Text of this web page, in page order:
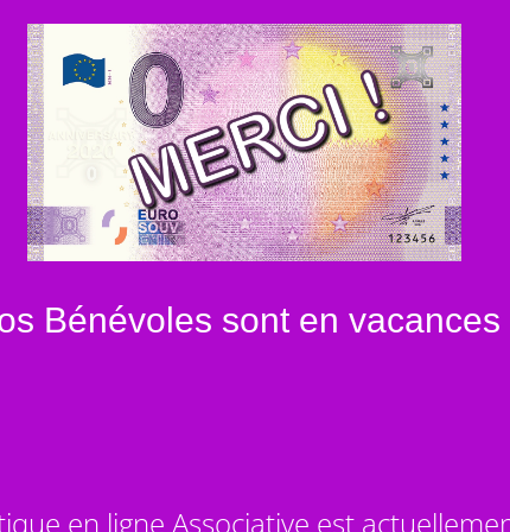
Bénévoles sont en vacances
en ligne Associative est